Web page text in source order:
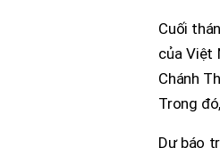
Cuối
của Việt
Chánh
Trong
Dự báo